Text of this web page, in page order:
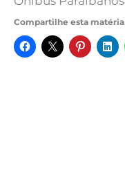
Compartilhe esta matéria